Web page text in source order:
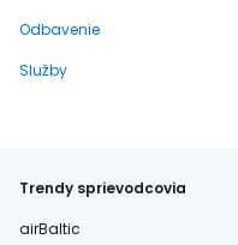
Odbavenie
Služby
Trendy sprievodcovia
airBaltic